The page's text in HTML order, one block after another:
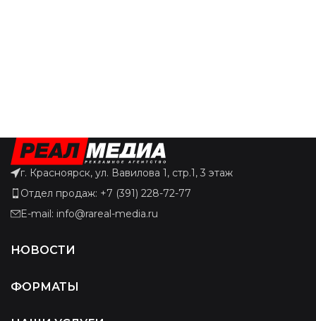
г. Красноярск, ул. Вавилова 1, стр.1, 3 этаж
Отдел продаж: +7 (391) 228-72-77
E-mail: info@rareal-media.ru
НОВОСТИ
ФОРМАТЫ